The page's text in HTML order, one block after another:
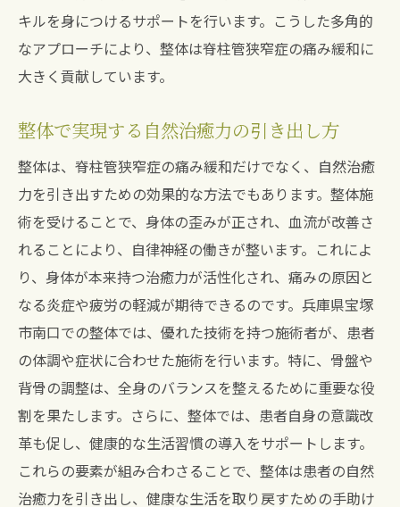
キルを身につけるサポートを行います。こうした多角的
なアプローチにより、整体は脊柱管狭窄症の痛み緩和に
大きく貢献しています。
整体で実現する自然治癒力の引き出し方
整体は、脊柱管狭窄症の痛み緩和だけでなく、自然治癒
力を引き出すための効果的な方法でもあります。整体施
術を受けることで、身体の歪みが正され、血流が改善さ
れることにより、自律神経の働きが整います。これによ
り、身体が本来持つ治癒力が活性化され、痛みの原因と
なる炎症や疲労の軽減が期待できるのです。兵庫県宝塚
市南口での整体では、優れた技術を持つ施術者が、患者
の体調や症状に合わせた施術を行います。特に、骨盤や
背骨の調整は、全身のバランスを整えるために重要な役
割を果たします。さらに、整体では、患者自身の意識改
革も促し、健康的な生活習慣の導入をサポートします。
これらの要素が組み合わさることで、整体は患者の自然
治癒力を引き出し、健康な生活を取り戻すための手助け